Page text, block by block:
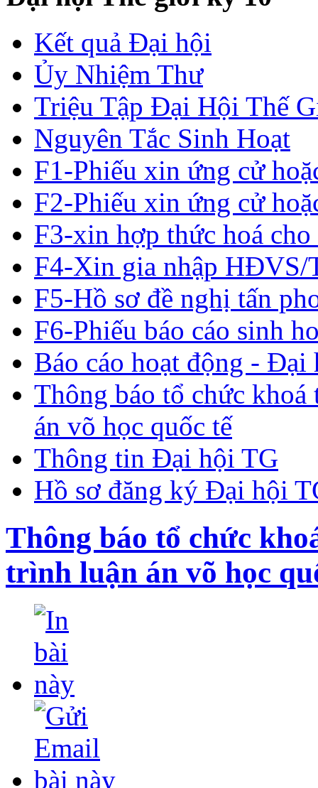
Kết quả Đại hội
Ủy Nhiệm Thư
Triệu Tập Đại Hội Thế
Nguyên Tắc Sinh Hoạt
F1-Phiếu xin ứng cử
F2-Phiếu xin ứng cử
F3-xin hợp thức hoá cho
F4-Xin gia nhập
F5-Hồ sơ đề nghị tấn
F6-Phiếu báo cáo sinh
Báo cáo hoạt động -
Thông báo tổ chức
án võ học quốc tế
Thông tin Đại hội TG
Hồ sơ đăng ký Đại hội
Thông báo tổ chức
trình luận án võ học